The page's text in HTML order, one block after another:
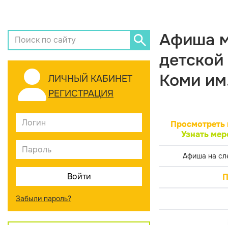
ЛИЧНЫЙ КАБИНЕТ
РЕГИСТРАЦИЯ
Забыли пароль?
Афиша
Коми
Просмотреть
Узнать
Афиша на